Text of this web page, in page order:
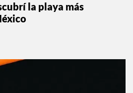
la playa más